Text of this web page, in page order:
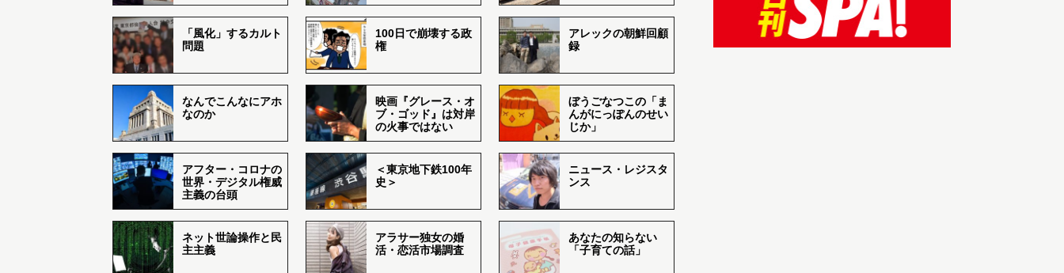
「風化」するカルト
問題
100日で崩壊する政
権
アレックの朝鮮回顧
録
なんでこんなにアホ
なのか
映画『グレース・オ
ブ・ゴッド』は対岸
の火事ではない
ぼうごなつこの「ま
んがにっぽんのせい
じか」
アフター・コロナの
世界・デジタル権威
主義の台頭
＜東京地下鉄100年
史＞
ニュース・レジスタ
ンス
ネット世論操作と民
主主義
アラサー独女の婚
活・恋活市場調査
あなたの知らない
「子育ての話」